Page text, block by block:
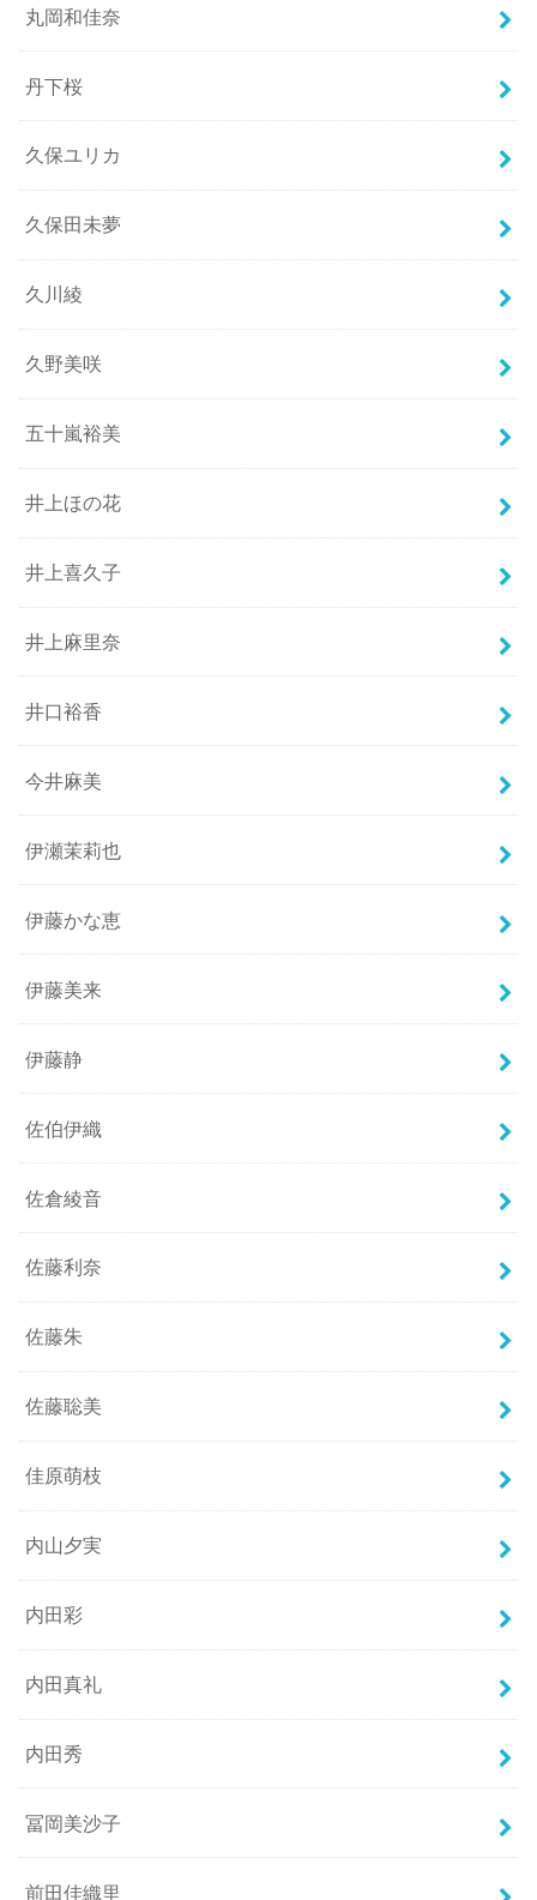
丸岡和佳奈
丹下桜
久保ユリカ
久保田未夢
久川綾
久野美咲
五十嵐裕美
井上ほの花
井上喜久子
井上麻里奈
井口裕香
今井麻美
伊瀬茉莉也
伊藤かな恵
伊藤美来
伊藤静
佐伯伊織
佐倉綾音
佐藤利奈
佐藤朱
佐藤聡美
佳原萌枝
内山夕実
内田彩
内田真礼
内田秀
冨岡美沙子
前田佳織里